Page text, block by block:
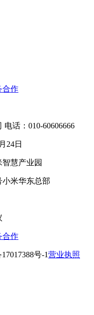
合作
话：010-60606666
24日
慧产业园
米华东总部
合作
号-1营业执照